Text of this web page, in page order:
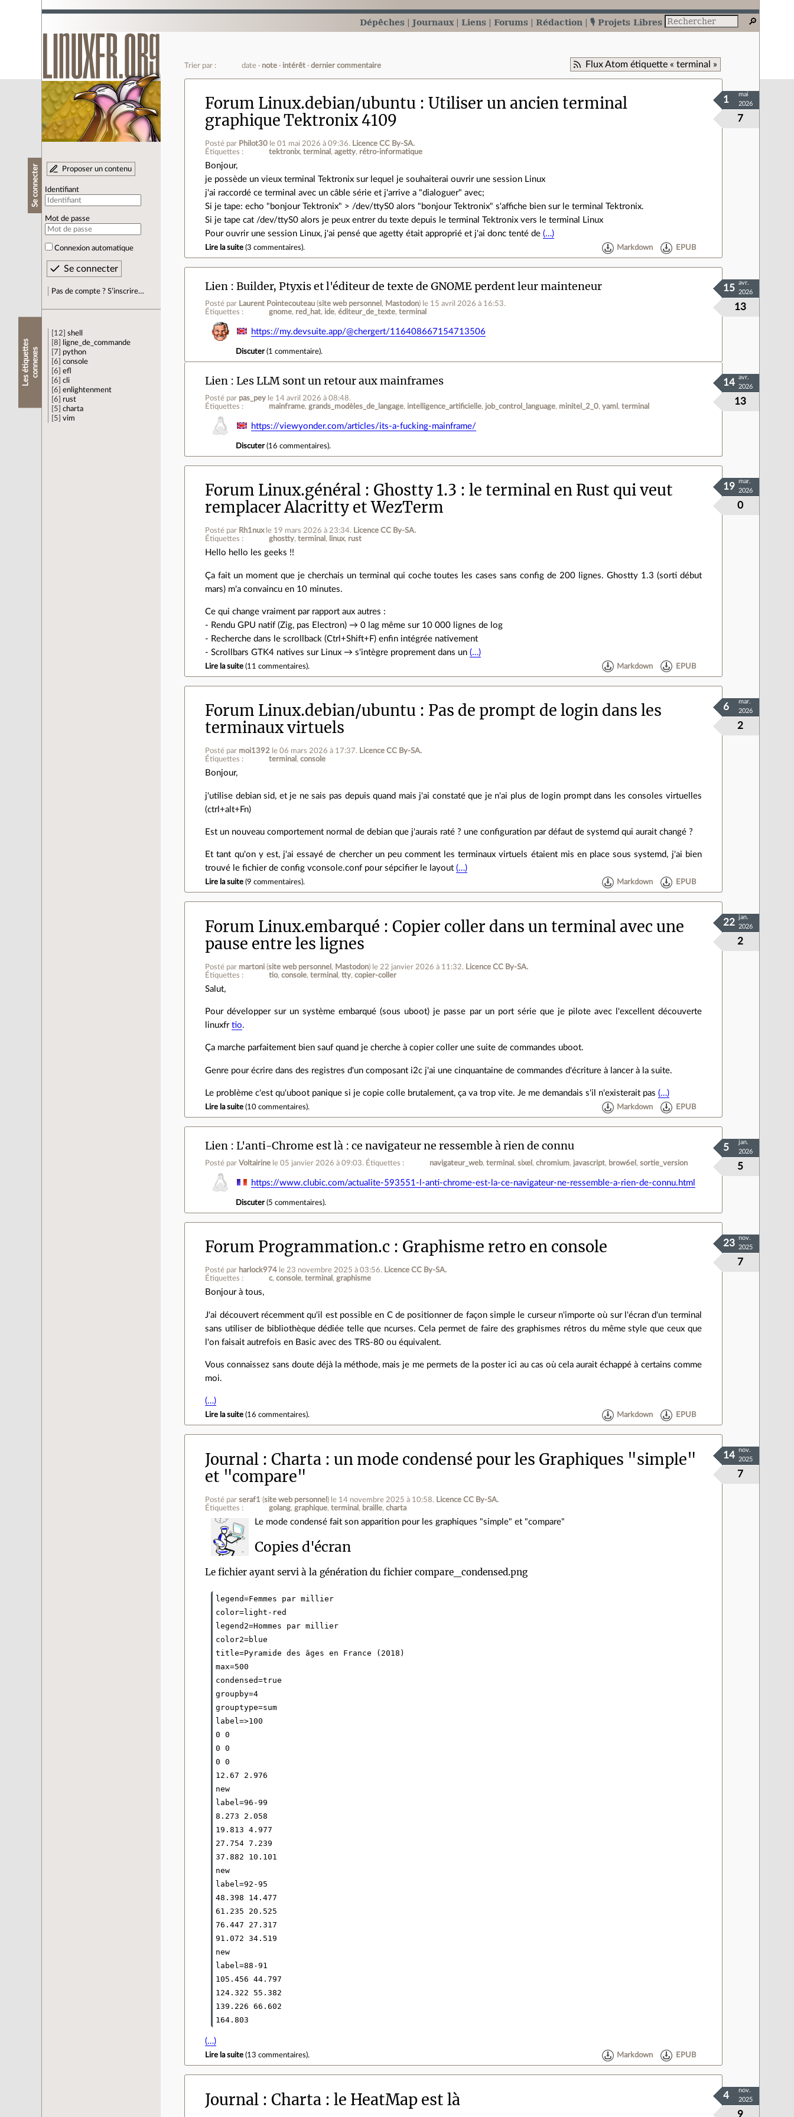
Dépêches Journaux Liens Forums Rédaction 🎙️ Projets Libres
Se connecter Proposer un contenu
Identifiant
Mot de passe
Connexion automatique
Pas de compte ? S’inscrire…
L
e
s
é
t
i
q
u
e
tt
e
s
c
o
n
n
e
x
es
12
shell
8
ligne_de_commande
7
python
6
console
6
efl
6
cli
6
enlightenment
6
rust
5
charta
5
vim
Flux Atom étiquette « terminal »
Trier par : date note intérêt dernier commentaire
Forum Linux.debian/ubuntu
Utiliser un ancien terminal
graphique Tektronix 4109
Posté par Philot30 le 01 mai 2026 à 09:36. Licence CC By‑SA.
Étiquettes :
tektronix terminal agetty rétro-informatique
7
1
mai
2026
Bonjour,
je possède un vieux terminal Tektronix sur lequel je souhaiterai ouvrir une session Linux
j'ai raccordé ce terminal avec un câble série et j'arrive a "dialoguer" avec;
Si je tape: echo "bonjour Tektronix" > /dev/ttyS0 alors "bonjour Tektronix" s'affiche bien sur le terminal Tektronix.
Si je tape cat /dev/ttyS0 alors je peux entrer du texte depuis le terminal Tektronix vers le terminal Linux
Pour ouvrir une session Linux, j'ai pensé que agetty était approprié et j'ai donc tenté de(…)
Lire la suite (3 commentaires). Markdown EPUB
Lien Builder, Ptyxis et l'éditeur de texte de GNOME perdent leur mainteneur
Posté par Laurent Pointecouteau (site web personnel , Mastodon) le 15 avril 2026 à 16:53.
Étiquettes :
gnome red_hat ide éditeur_de_texte terminal 13
15
avr.
2026
https://my.devsuite.app/@chergert/116408667154713506
Discuter(1 commentaire).
Lien Les LLM sont un retour aux mainframes
Posté par pas_pey le 14 avril 2026 à 08:48.
Étiquettes :
mainframe grands_modèles_de_langage intelligence_artificielle job_control_language minitel_2_0 yaml terminal 13
14
avr.
2026
https://viewyonder.com/articles/its-a-fucking-mainframe/
Discuter(16 commentaires).
Forum Linux.général
Ghostty 1.3 : le terminal en Rust qui veut
remplacer Alacritty et WezTerm
Posté par Rh1nux le 19 mars 2026 à 23:34. Licence CC By‑SA.
Étiquettes :
ghostty terminal linux rust
0
19
mar.
2026
Hello hello les geeks !!
Ça fait un moment que je cherchais un terminal qui coche toutes les cases sans config de 200 lignes. Ghostty 1.3 (sorti début
mars) m'a convaincu en 10 minutes.
Ce qui change vraiment par rapport aux autres :
- Rendu GPU natif (Zig, pas Electron) → 0 lag même sur 10 000 lignes de log
- Recherche dans le scrollback (Ctrl+Shift+F) enfin intégrée nativement
- Scrollbars GTK4 natives sur Linux → s'intègre proprement dans un(…)
Lire la suite (11 commentaires). Markdown EPUB
Forum Linux.debian/ubuntu
Pas de prompt de login dans les
terminaux virtuels
Posté par moi1392 le 06 mars 2026 à 17:37. Licence CC By‑SA.
Étiquettes :
terminal console
2
6
mar.
2026
Bonjour,
j'utilise debian sid, et je ne sais pas depuis quand mais j'ai constaté que je n'ai plus de login prompt dans les consoles virtuelles
(ctrl+alt+Fn)
Est un nouveau comportement normal de debian que j'aurais raté ? une configuration par défaut de systemd qui aurait changé ?
Et tant qu'on y est, j'ai essayé de chercher un peu comment les terminaux virtuels étaient mis en place sous systemd, j'ai bien
trouvé le fichier de config vconsole.conf pour sépcifier le layout(…)
Lire la suite (9 commentaires). Markdown EPUB
Forum Linux.embarqué
Copier coller dans un terminal avec une
pause entre les lignes
Posté par martoni (site web personnel , Mastodon) le 22 janvier 2026 à 11:32. Licence CC By‑SA.
Étiquettes :
tio console terminal tty copier-coller
2
22
jan.
2026
Salut,
Pour développer sur un système embarqué (sous uboot) je passe par un port série que je pilote avec l'excellent découverte
linuxfrtio.
Ça marche parfaitement bien sauf quand je cherche à copier coller une suite de commandes uboot.
Genre pour écrire dans des registres d'un composant i2c j'ai une cinquantaine de commandes d'écriture à lancer à la suite.
Le problème c'est qu'uboot panique si je copie colle brutalement, ça va trop vite. Je me demandais s'il n'existerait pas(…)
Lire la suite (10 commentaires). Markdown EPUB
Lien L'anti-Chrome est là : ce navigateur ne ressemble à rien de connu
Posté parVoltairine le 05 janvier 2026 à 09:03. Étiquettes : navigateur_web terminal sixel chromium javascript brow6el sortie_version 5
5
jan.
2026
https://www.clubic.com/actualite-593551-l-anti-chrome-est-la-ce-navigateur-ne-ressemble-a-rien-de-connu.html
Discuter(5 commentaires).
Forum Programmation.c Graphisme retro en console
Posté par harlock974 le 23 novembre 2025 à 03:56. Licence CC By‑SA.
Étiquettes :
c console terminal graphisme
7
23
nov.
2025
Bonjour à tous,
J'ai découvert récemment qu'il est possible en C de positionner de façon simple le curseur n'importe où sur l'écran d'un terminal
sans utiliser de bibliothèque dédiée telle que ncurses. Cela permet de faire des graphismes rétros du même style que ceux que
l'on faisait autrefois en Basic avec des TRS-80 ou équivalent.
Vous connaissez sans doute déjà la méthode, mais je me permets de la poster ici au cas où cela aurait échappé à certains comme
moi.
(…)
Lire la suite (16 commentaires). Markdown EPUB
Journal
Charta : un mode condensé pour les Graphiques "simple"
et "compare"
Posté parseraf1 (site web personnel ) le 14 novembre 2025 à 10:58. Licence CC By‑SA.
Étiquettes :
golang graphique terminal braille charta
7
14
nov.
2025
Le mode condensé fait son apparition pour les graphiques "simple" et "compare"
Copies d'écran
Le fichier ayant servi à la génération du fichier compare_condensed.png
legend=Femmes par millier
color=light-red
legend2=Hommes par millier
color2=blue
title=Pyramide des âges en France (2018)
max=500
condensed=true
groupby=4
grouptype=sum
label=>100
0 0
0 0
0 0
12.67 2.976
new
label=96-99
8.273 2.058
19.813 4.977
27.754 7.239
37.882 10.101
new
label=92-95
48.398 14.477
61.235 20.525
76.447 27.317
91.072 34.519
new
label=88-91
105.456 44.797
124.322 55.382
139.226 66.602
164.803
(…)
Lire la suite (13 commentaires). Markdown EPUB
Journal Charta : le HeatMap est là
9
4
nov.
2025